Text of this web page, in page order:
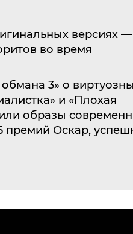
версиях —
во время
3» о
и «Плохая
образы
премий Оскар,